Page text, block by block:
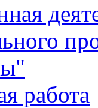
работа